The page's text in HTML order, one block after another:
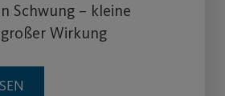
Schwung – kleine
Wirkung